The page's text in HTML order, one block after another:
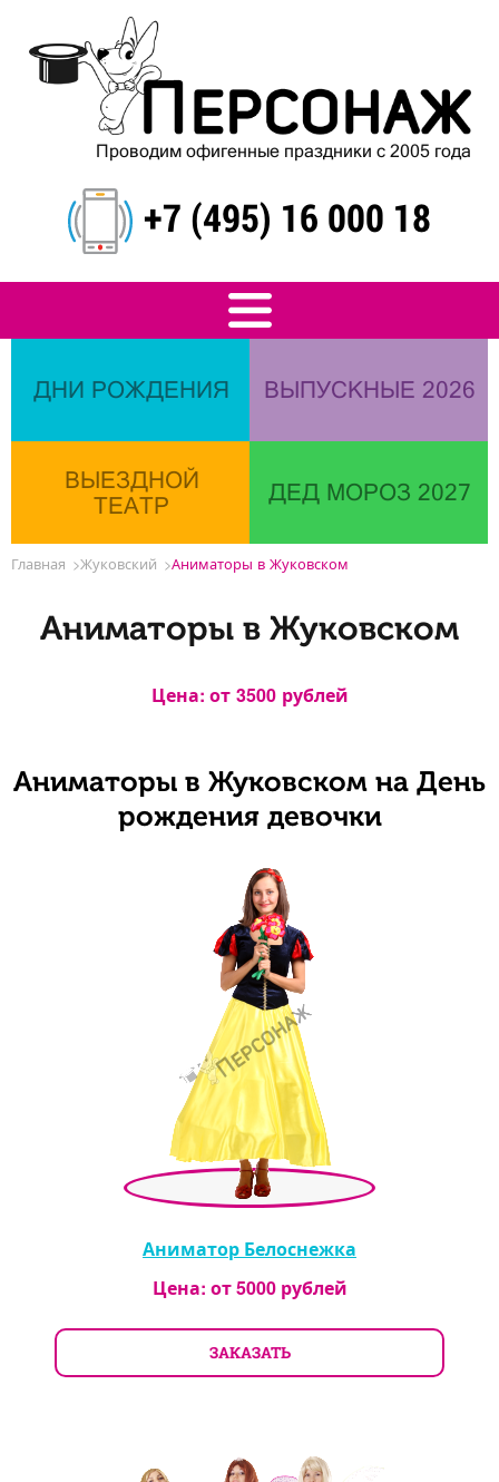
Проводим офигенные праздники с 2005 года
+7 (495) 16 000 18
ДНИ РОЖДЕНИЯ ВЫПУСКНЫЕ 2026
ВЫЕЗДНОЙ
ТЕАТР
ДЕД МОРОЗ 2027
Главная Жуковский Аниматоры в Жуковском
Аниматоры в Жуковском
Цена: от 3500 рублей
Аниматоры в Жуковском на День
рождения девочки
Аниматор Белоснежка
Цена: от5000рублей
ЗАКАЗАТЬ